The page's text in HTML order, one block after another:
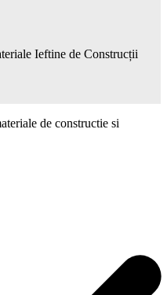
Ieftine de Construcții
de constructie si